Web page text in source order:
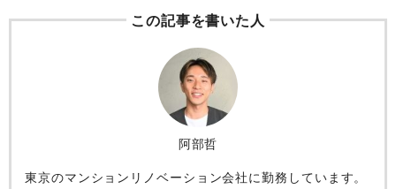
この記事を書いた人
阿部哲
東京のマンションリノベーション会社に勤務しています。